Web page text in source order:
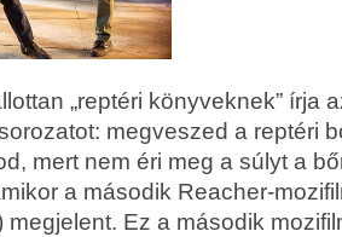
„reptéri könyveknek” írja
megveszed a reptéri
mert nem éri meg a súlyt a
a második Reacher-
megjelent. Ez a második